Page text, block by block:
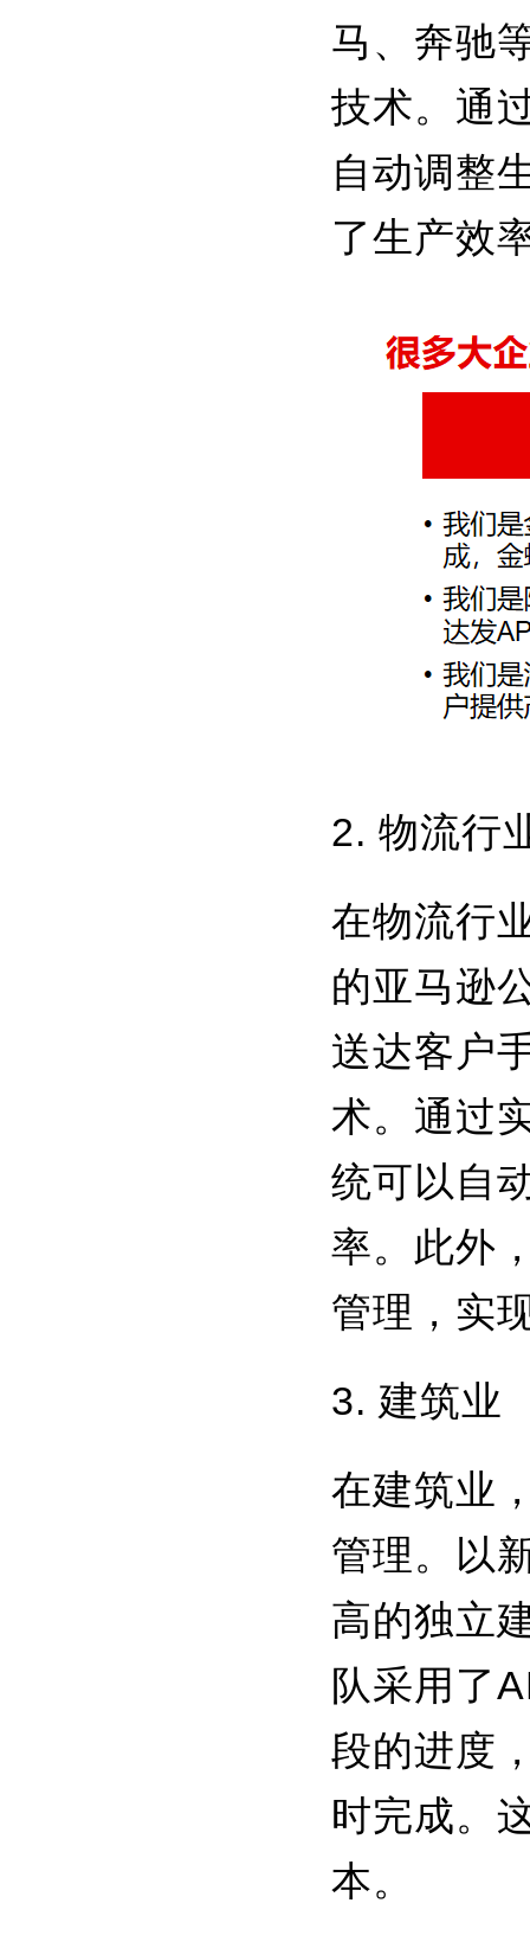
马、奔驰
技术。通
自动调整
了生产效
2. 物流行
在物流行
的亚马逊
送达客户
术。通过
统可以自
率。此外
管理，实
3. 建筑业
在建筑业
管理。以
高的独立
队采用了
段的进度
时完成。
本。